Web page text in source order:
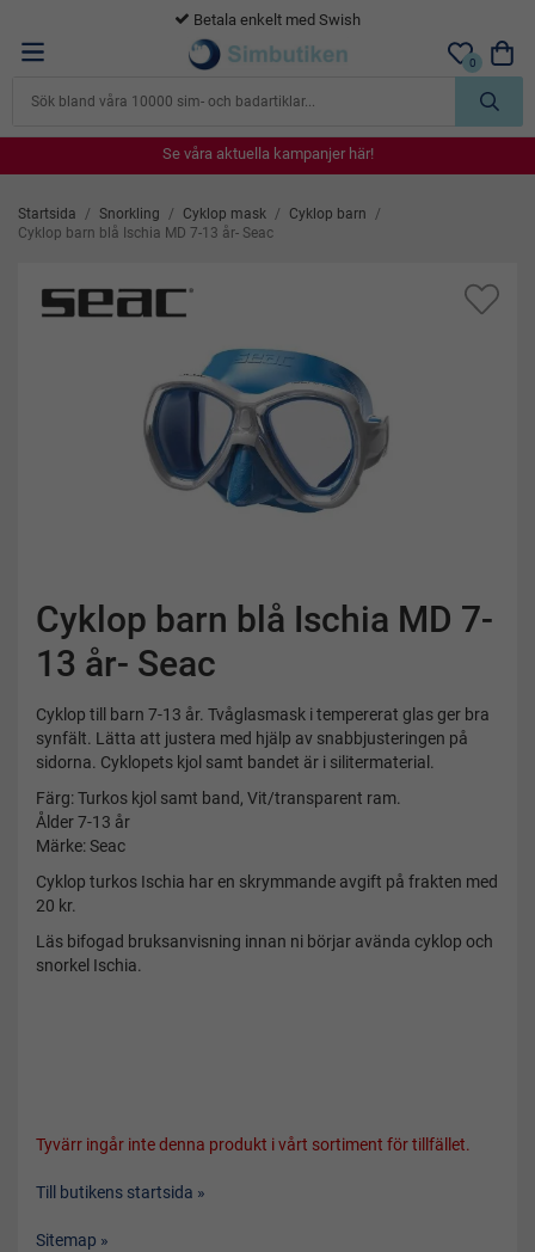
Betala enkelt med Swish
0
Se våra aktuella kampanjer här!
Se våra aktuella kampanjer här!
Se våra aktuella kampanjer här!
Se våra aktuella kampanjer här!
Startsida / Snorkling / Cyklop mask / Cyklop barn
/
Cyklop barn blå Ischia MD 7-13 år- Seac
Cyklop barn blå Ischia MD 7-
13 år- Seac
Cyklop till barn 7-13 år. Tvåglasmask i tempererat glas ger bra
synfält. Lätta att justera med hjälp av snabbjusteringen på
sidorna. Cyklopets kjol samt bandet är i silitermaterial.
Färg: Turkos kjol samt band, Vit/transparent ram.
Ålder 7-13 år
Märke: Seac
Cyklop turkos Ischia har en skrymmande avgift på frakten med
20 kr.
Läs bifogad bruksanvisning innan ni börjar avända cyklop och
snorkel Ischia.
Tyvärr ingår inte denna produkt i vårt sortiment för tillfället.
Till butikens startsida »
Sitemap »